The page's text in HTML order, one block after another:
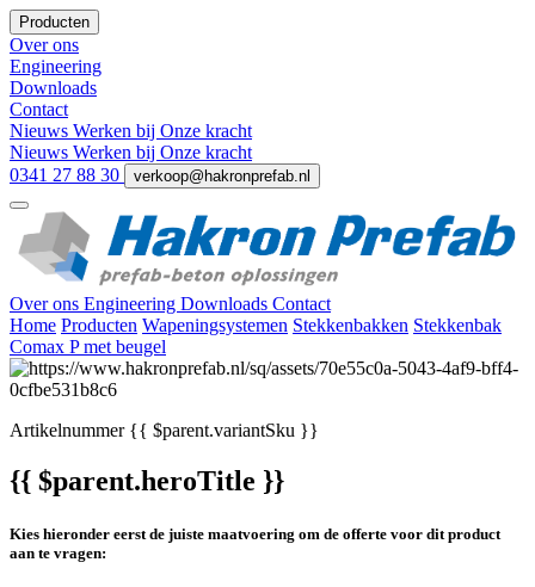
Producten
Over ons
Engineering
Downloads
Contact
Nieuws Werken bij Onze kracht
Nieuws Werken bij Onze kracht
0341 27 88 30
verkoop@hakronprefab.nl
Over ons Engineering Downloads Contact
Home Producten Wapeningsystemen Stekkenbakken Stekkenbak
Comax P met beugel
Artikelnummer{{ $parent.variantSku }}
{{ $parent.heroTitle }}
Kies hieronder eerst de juiste maatvoering om de offerte voor dit product
aan te vragen: